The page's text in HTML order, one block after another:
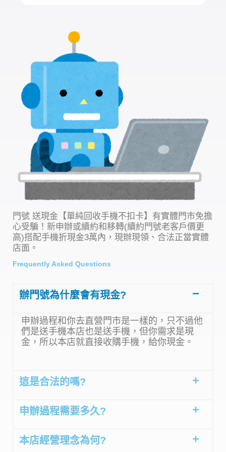
門號 送現金【單純回收手機不扣卡】有實體門市免擔
心受騙！新申辦或續約和移轉(續約門號老客戶價更
高)搭配手機折現金3萬內，現辦現領、合法正當實體
店面。
Frequently Asked Questions
辦門號為什麼會有現金?
申辦過程和你去直營門市是一樣的，只不過他
們是送手機本店也是送手機，但你需求是現
金，所以本店就直接收購手機，給你現金。
這是合法的嗎?
申辦過程需要多久?
本店經營理念為何?